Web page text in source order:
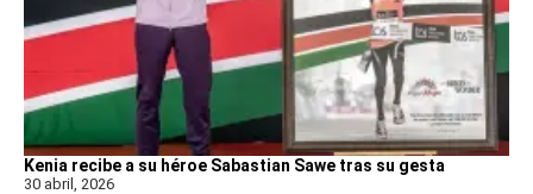
Kenia recibe a su héroe Sabastian Sawe tras su gesta
30 abril, 2026